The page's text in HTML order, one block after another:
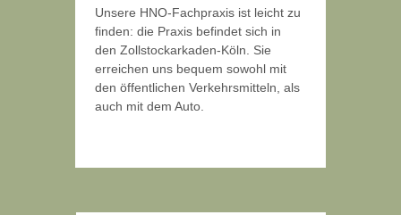
Unsere HNO-Fachpraxis ist leicht zu
finden: die Praxis befindet sich in
den Zollstockarkaden-Köln. Sie
erreichen uns bequem sowohl mit
den öffentlichen Verkehrsmitteln, als
auch mit dem Auto.